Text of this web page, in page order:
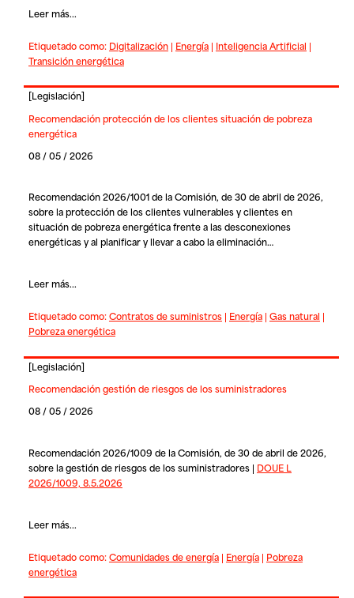
Leer más...
Etiquetado como: Digitalización| Energía| Inteligencia Artificial |
Transición energética
[Legislación]
Recomendación protección de los clientes situación de pobreza
energética
08 / 05 / 2026
Recomendación 2026/1001 de la Comisión, de 30 de abril de 2026,
sobre la protección de los clientes vulnerables y clientes en
situación de pobreza energética frente a las desconexiones
energéticas y al planificar y llevar a cabo la eliminación…
Leer más...
Etiquetado como:Contratos de suministros| Energía| Gas natural |
Pobreza energética
[Legislación]
Recomendación gestión de riesgos de los suministradores
08 / 05 / 2026
Recomendación 2026/1009 de la Comisión, de 30 de abril de 2026,
sobre la gestión de riesgos de los suministradores | DOUE L
2026/1009, 8.5.2026
Leer más...
Etiquetado como:Comunidades de energía| Energía| Pobreza
energética